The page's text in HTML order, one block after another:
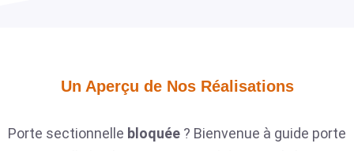
Un Aperçu de Nos Réalisations​
Porte sectionnelle bloquée ? Bienvenue à guide porte